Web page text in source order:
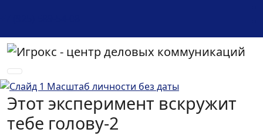
Этот эксперимент вскружит
тебе голову-2